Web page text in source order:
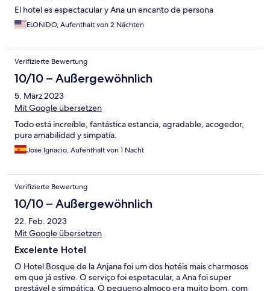
El hotel es espectacular y Ana un encanto de persona
ELONIDO, Aufenthalt von 2 Nächten
Verifizierte Bewertung
10/10 – Außergewöhnlich
5. März 2023
Mit Google übersetzen
Todo está increíble, fantástica estancia, agradable, acogedor,
pura amabilidad y simpatía.
Jose Ignacio, Aufenthalt von 1 Nacht
Verifizierte Bewertung
10/10 – Außergewöhnlich
22. Feb. 2023
Mit Google übersetzen
Excelente Hotel
O Hotel Bosque de la Anjana foi um dos hotéis mais charmosos
em que já estive. O serviço foi espetacular, a Ana foi super
prestável e simpática. O pequeno almoço era muito bom, com